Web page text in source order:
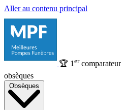
Aller au contenu principal
🏆 1 ercomparateur
obsèques
Obsèques